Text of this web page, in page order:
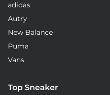
adidas
Autry
New Balance
Puma
Vans
Top Sneaker